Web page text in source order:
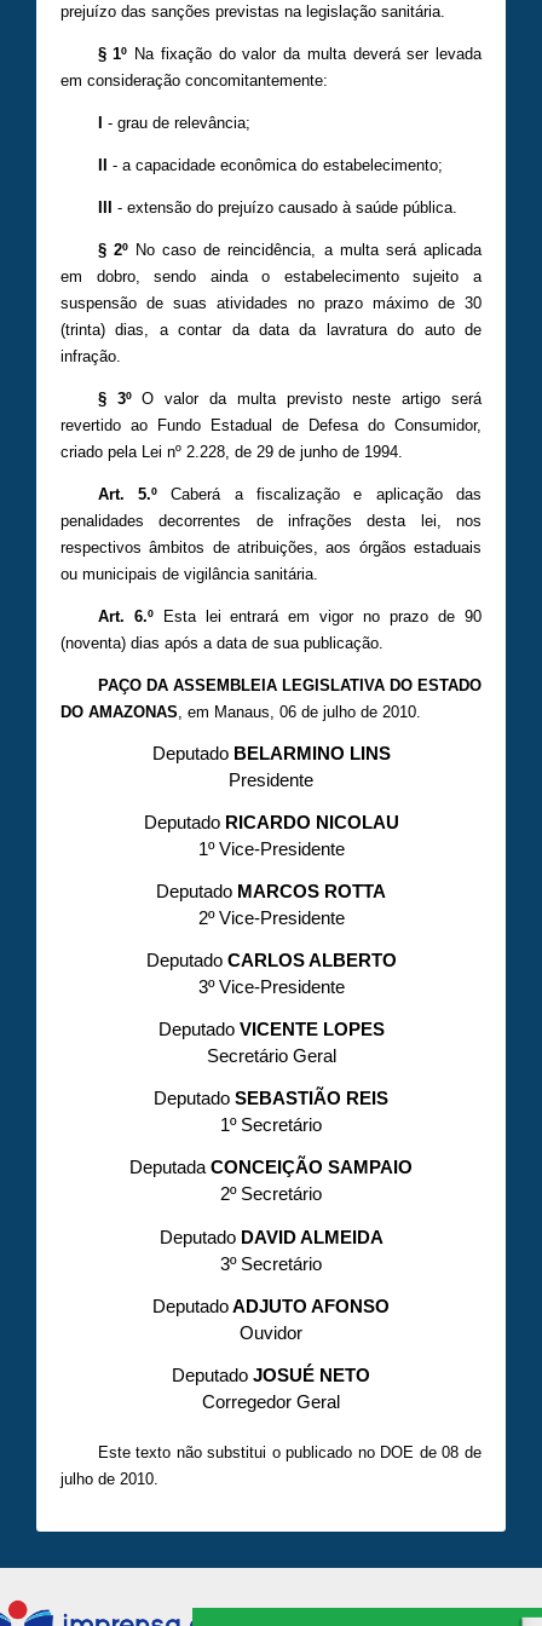
prejuízo das sanções previstas na legislação sanitária.
§ 1º Na fixação do valor da multa deverá ser levada
em consideração concomitantemente:
- grau de relevância;
- a capacidade econômica do estabelecimento;
- extensão do prejuízo causado à saúde pública.
§ 2ºNo caso de reincidência, a multa será aplicada
em dobro, sendo ainda o estabelecimento sujeito a
suspensão de suas atividades no prazo máximo de 30
(trinta) dias, a contar da data da lavratura do auto de
infração.
§ 3ºO valor da multa previsto neste artigo será
revertido ao Fundo Estadual de Defesa do Consumidor,
criado pela Lei nº 2.228, de 29 de junho de 1994.
Art. 5.º Caberá a fiscalização e aplicação das
penalidades decorrentes de infrações desta lei, nos
respectivos âmbitos de atribuições, aos órgãos estaduais
ou municipais de vigilância sanitária.
Art. 6.ºEsta lei entrará em vigor no prazo de 90
(noventa) dias após a data de sua publicação.
PAÇO DA ASSEMBLEIA LEGISLATIVA DO ESTADO
DO AMAZONAS, em Manaus, 06 de julho de 2010.
DeputadoBELARMINO LINS
Presidente
DeputadoRICARDO NICOLAU
1º Vice-Presidente
Deputado MARCOS ROTTA
2º Vice-Presidente
DeputadoCARLOS ALBERTO
3º Vice-Presidente
DeputadoVICENTE LOPES
Secretário Geral
Deputado SEBASTIÃO REIS
1º Secretário
DeputadaCONCEIÇÃO SAMPAIO
2º Secretário
DeputadoDAVID ALMEIDA
3º Secretário
DeputadoADJUTO AFONSO
Ouvidor
Deputado JOSUÉ NETO
Corregedor Geral
Este texto não substitui o publicado no DOE de 08 de
julho de 2010.